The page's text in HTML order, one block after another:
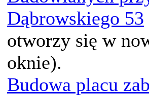
Dąbrowskiego 53
otworzy się w
oknie).
Budowa placu